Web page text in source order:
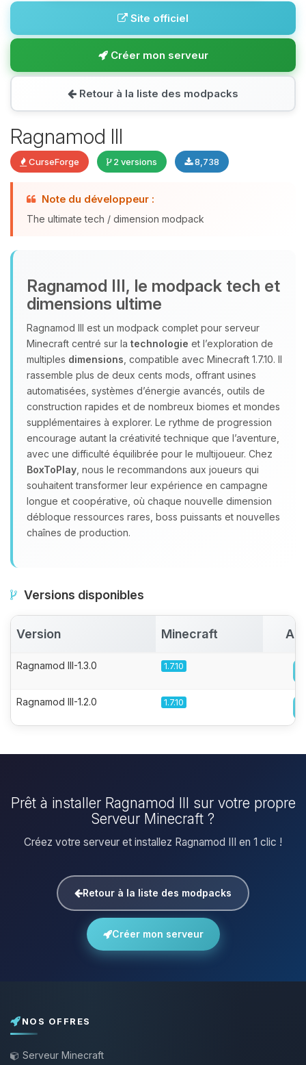
Site officiel
Créer mon serveur
Retour à la liste des modpacks
Ragnamod III
CurseForge 2 versions 8,738
Note du développeur :
The ultimate tech / dimension modpack
Ragnamod III, le modpack tech et
dimensions ultime
Ragnamod III est un modpack complet pour serveur
Minecraft centré sur la technologie et l’exploration de
multiples dimensions , compatible avec Minecraft 1.7.10. Il
rassemble plus de deux cents mods, offrant usines
automatisées, systèmes d’énergie avancés, outils de
construction rapides et de nombreux biomes et mondes
supplémentaires à explorer. Le rythme de progression
encourage autant la créativité technique que l’aventure,
avec une difficulté équilibrée pour le multijoueur. Chez
BoxToPlay , nous le recommandons aux joueurs qui
souhaitent transformer leur expérience en campagne
longue et coopérative, où chaque nouvelle dimension
débloque ressources rares, boss puissants et nouvelles
chaînes de production.
Versions disponibles
Version Minecraft
Ragnamod III-1.3.0 1.7.10
Ragnamod III-1.2.0 1.7.10
Prêt à installer Ragnamod III sur votre propre
Serveur Minecraft ?
Créez votre serveur et installez Ragnamod III en 1 clic !
Retour à la liste des modpacks
Créer mon serveur
NOS OFFRES
Serveur Minecraft
Youpi, enfin quelqu’un pour me
parler ! Moi c’est Choupy, ton petit
assistant BoxToPlay. Dis-moi ce dont
06/08/2026 à 10:47